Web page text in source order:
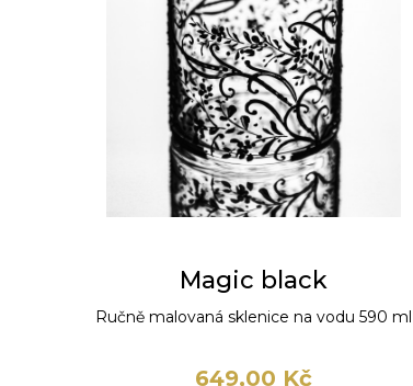
Magic black
Ručně malovaná sklenice na vodu 590 ml
649,00 Kč